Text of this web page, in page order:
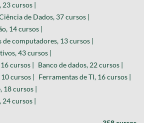
cursos |
de Dados, 37 cursos |
14 cursos |
computadores, 13 cursos |
43 cursos |
cursos |
Banco de dados, 22 cursos |
cursos |
Ferramentas de TI, 16 cursos |
cursos |
cursos |